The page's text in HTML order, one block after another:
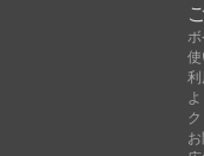
使